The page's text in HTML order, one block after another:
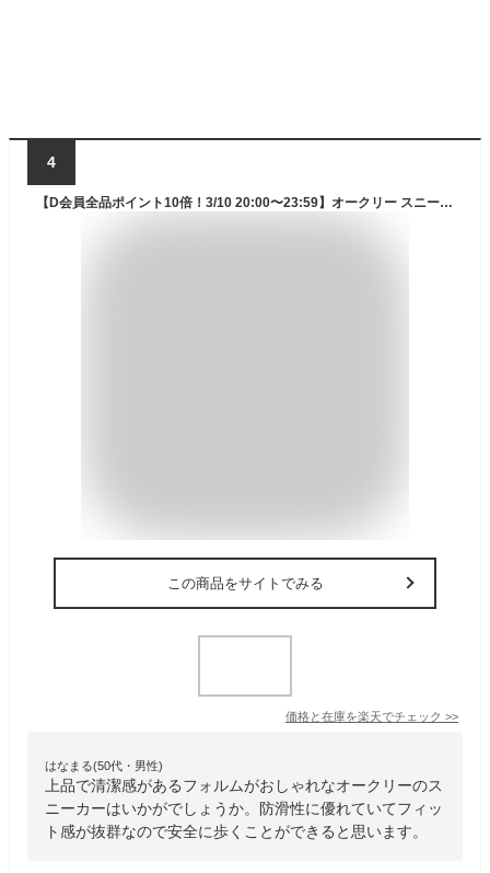
4
【D会員全品ポイント10倍！3/10 20:00〜23:59】オークリー スニーカー メンズ RIGHT BREATH FOF100350 1A7 OAKLEY
この商品をサイトでみる
価格と在庫を楽天でチェック >>
はなまる(50代・男性)
上品で清潔感があるフォルムがおしゃれなオークリーのス
ニーカーはいかがでしょうか。防滑性に優れていてフィッ
ト感が抜群なので安全に歩くことができると思います。